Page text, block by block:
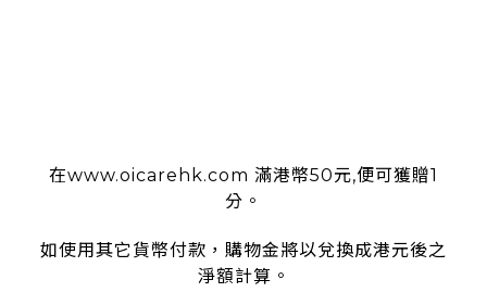
在www.oicarehk.com 滿港幣50元,便可獲贈1
分。
如使用其它貨幣付款，購物金將以兌換成港元後之
淨額計算。